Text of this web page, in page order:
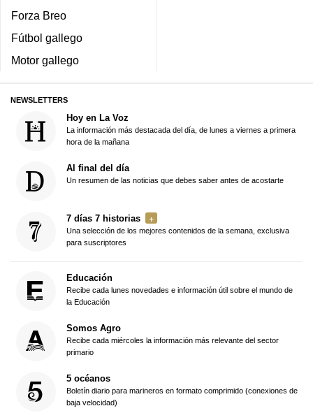
Forza Breo
Fútbol gallego
Motor gallego
NEWSLETTERS
Hoy en La Voz
La información más destacada del día, de lunes a viernes a primera
hora de la mañana
Al final del día
Un resumen de las noticias que debes saber antes de acostarte
7 días 7 historias
Una selección de los mejores contenidos de la semana, exclusiva
para suscriptores
Educación
Recibe cada lunes novedades e información útil sobre el mundo de
la Educación
Somos Agro
Recibe cada miércoles la información más relevante del sector
primario
5 océanos
Boletín diario para marineros en formato comprimido (conexiones de
baja velocidad)